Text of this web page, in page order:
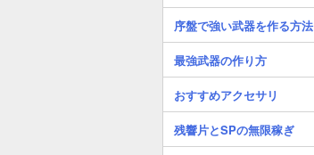
序盤で強い武器を作る方法
最強武器の作り方
おすすめアクセサリ
残響片とSPの無限稼ぎ